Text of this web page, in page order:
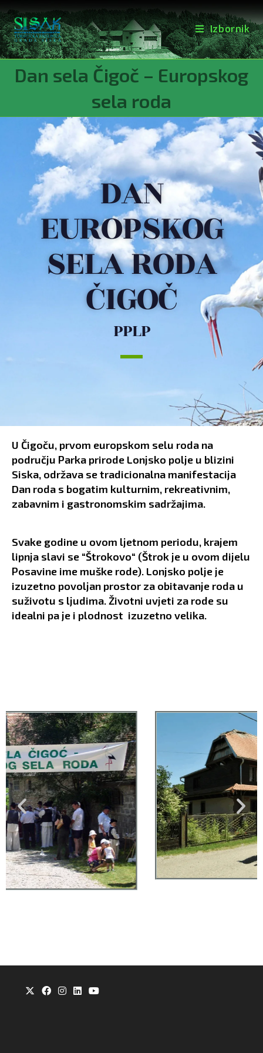
Izbornik
Dan sela Čigoč – Europskog
sela roda
DAN
EUROPSKOG
SELA RODA
ČIGOČ
PPLP
U Čigoču, prvom europskom selu roda na
području Parka prirode Lonjsko polje u blizini
Siska, održava se tradicionalna manifestacija
Dan roda s bogatim kulturnim, rekreativnim,
zabavnim i gastronomskim sadržajima.
Svake godine u ovom ljetnom periodu, krajem
lipnja slavi se “Štrokovo“ (Štrok je u ovom dijelu
Posavine ime muške rode). Lonjsko polje je
izuzetno povoljan prostor za obitavanje roda u
suživotu s ljudima. Životni uvjeti za rode su
idealni pa je i plodnost izuzetno velika.